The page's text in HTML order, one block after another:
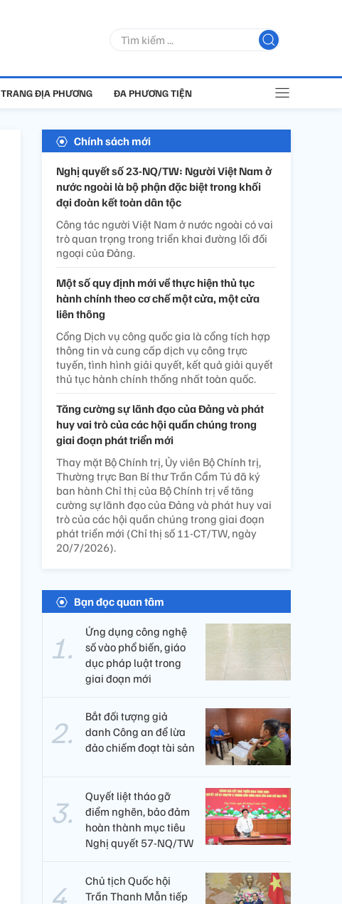
TRANG ĐỊA PHƯƠNG ĐA PHƯƠNG TIỆN
Chính sách mới
Nghị quyết số 23-NQ/TW: Người Việt Nam ở
nước ngoài là bộ phận đặc biệt trong khối
đại đoàn kết toàn dân tộc
Công tác người Việt Nam ở nước ngoài có vai
trò quan trọng trong triển khai đường lối đối
ngoại của Đảng.
Một số quy định mới về thực hiện thủ tục
hành chính theo cơ chế một cửa, một cửa
liên thông
Cổng Dịch vụ công quốc gia là cổng tích hợp
thông tin và cung cấp dịch vụ công trực
tuyến, tình hình giải quyết, kết quả giải quyết
thủ tục hành chính thống nhất toàn quốc.
Tăng cường sự lãnh đạo của Đảng và phát
huy vai trò của các hội quần chúng trong
giai đoạn phát triển mới
Thay mặt Bộ Chính trị, Ủy viên Bộ Chính trị,
Thường trực Ban Bí thư Trần Cẩm Tú đã ký
ban hành Chỉ thị của Bộ Chính trị về tăng
cường sự lãnh đạo của Đảng và phát huy vai
trò của các hội quần chúng trong giai đoạn
phát triển mới (Chỉ thị số 11-CT/TW, ngày
20/7/2026).
Bạn đọc quan tâm
Ứng dụng công nghệ
số vào phổ biến, giáo
dục pháp luật trong
giai đoạn mới
Bắt đối tượng giả
danh Công an để lừa
đảo chiếm đoạt tài sản
Quyết liệt tháo gỡ
điểm nghẽn, bảo đảm
hoàn thành mục tiêu
Nghị quyết 57-NQ/TW
Chủ tịch Quốc hội
Trần Thanh Mẫn tiếp